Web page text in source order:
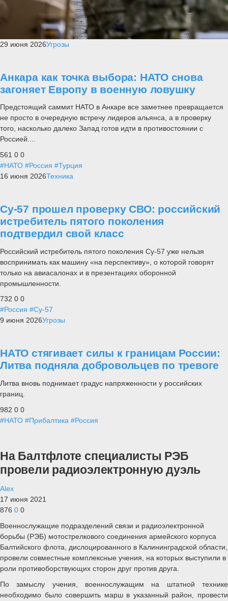
29 июня 2026Угрозы
Анкара как точка выбора: НАТО снова
загоняет Европу в военную ловушку
Предстоящий саммит НАТО в Анкаре все заметнее превращается
не просто в очередную встречу лидеров альянса, а в проверку
того, насколько далеко Запад готов идти в противостоянии с
Россией....
561 0 0
#НАТО #Россия #Турция
16 июня 2026Техника
Су-57 прошел проверку СВО: российский
истребитель пятого поколения
подтвердил свой класс
Российский истребитель пятого поколения Су-57 уже нельзя
воспринимать как машину «на перспективу», о которой говорят
только на авиасалонах и в презентациях оборонной
промышленности.
732 0 0
#Россия #Су-57
9 июня 2026Угрозы
НАТО стягивает силы к границам России:
Литва подняла добровольцев по тревоге
Литва вновь поднимает градус напряженности у российских
границ.
982 0 0
#НАТО #Прибалтика #Россия
На Балтфлоте специалисты РЭБ
провели радиоэлектронную дуэль
Alex
17 июня 2021
876 0 0
Военнослужащие подразделений связи и радиоэлектронной
борьбы (РЭБ) мотострелкового соединения армейского корпуса
Балтийского флота, дислоцированного в Калининградской области,
провели совместные комплексные учения, на которых выступили в
роли противоборствующих сторон друг против друга.
По замыслу учения, военнослужащим на штатной технике
необходимо было совершить марш в указанный район, провести